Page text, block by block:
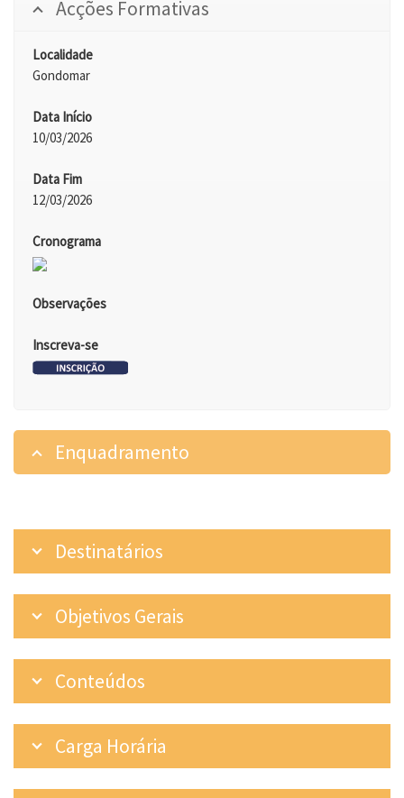
Acções Formativas
Localidade
Gondomar
Data Início
10/03/2026
Data Fim
12/03/2026
Cronograma
Observações
Inscreva-se
Enquadramento
Destinatários
Objetivos Gerais
Conteúdos
Carga Horária